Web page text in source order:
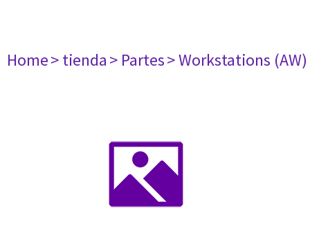
Home> tienda> Partes> Workstations (AW)